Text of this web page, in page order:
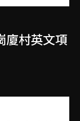
廈村英文項